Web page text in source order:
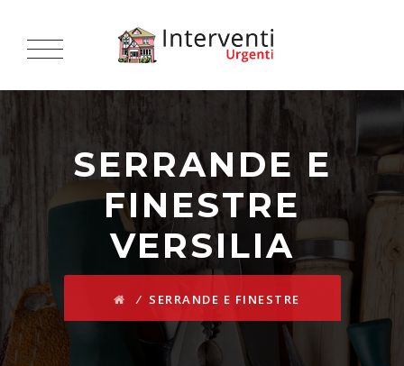
SERRANDE E
FINESTRE
VERSILIA
⁄ SERRANDE E FINESTRE